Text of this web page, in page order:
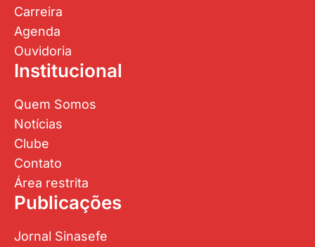
Carreira
Agenda
Ouvidoria
Institucional
Quem Somos
Notícias
Clube
Contato
Área restrita
Publicações
Jornal Sinasefe